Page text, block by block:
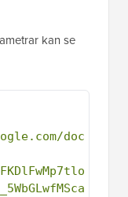
kan se
doc